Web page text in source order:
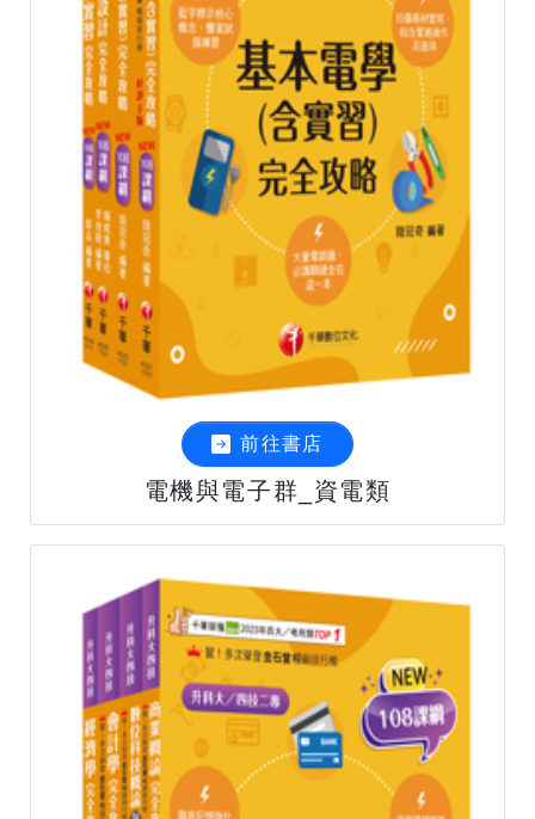
前往書店
電機與電子群_資電類